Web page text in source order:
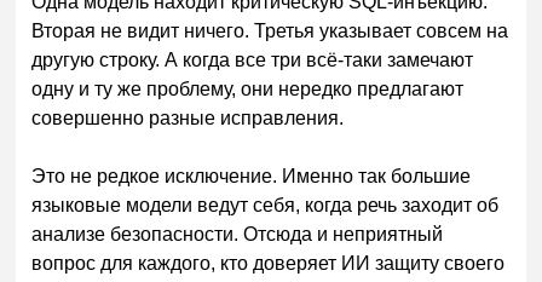
Вторая не видит ничего. Третья указывает совсем на
другую строку. А когда все три всё-таки замечают
одну и ту же проблему, они нередко предлагают
совершенно разные исправления.
Это не редкое исключение. Именно так большие
языковые модели ведут себя, когда речь заходит об
анализе безопасности. Отсюда и неприятный
вопрос для каждого, кто доверяет ИИ защиту своего